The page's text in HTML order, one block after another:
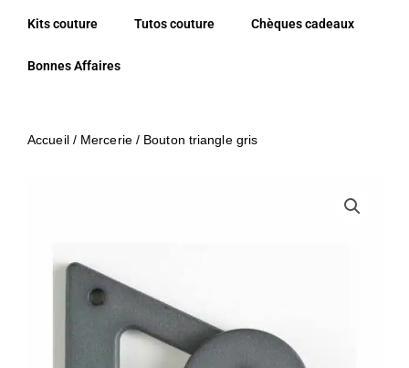
Kits couture Tutos couture Chèques cadeaux
Bonnes Affaires
Accueil/ Mercerie/ Bouton triangle gris